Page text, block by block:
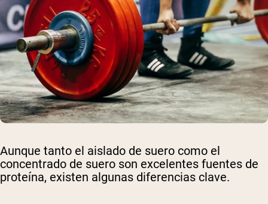
Aunque tanto el aislado de suero como el
concentrado de suero son excelentes fuentes de
proteína, existen algunas diferencias clave.